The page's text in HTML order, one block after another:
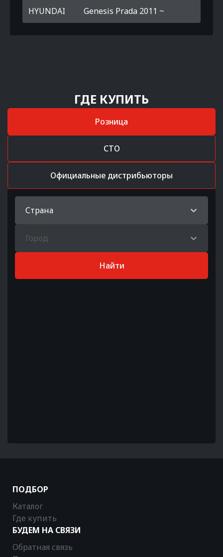
HYUNDAI Genesis Prada 2011 ~
ГДЕ КУПИТЬ
Розница
СТО
Официальные дистрибьюторы
Страна
Город
Найти
ПОДБОР
Каталог
Где купить
БУДЕМ НА СВЯЗИ
Обратная связь